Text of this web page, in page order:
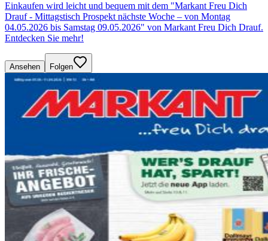
Einkaufen wird leicht und bequem mit dem "Markant Freu Dich
Drauf - Mittagstisch Prospekt nächste Woche – von Montag
04.05.2026 bis Samstag 09.05.2026" von Markant Freu Dich Drauf.
Entdecken Sie mehr!
Ansehen Folgen